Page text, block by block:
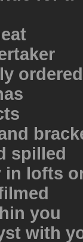
spilled
in lofts
you
with